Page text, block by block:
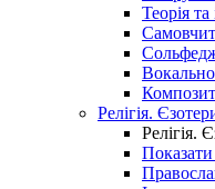
Теорія та
Релігія.
Релігія.
Показати